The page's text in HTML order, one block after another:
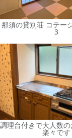
那須の貸別荘 コテー
3
調理台付きで大人数
楽々です